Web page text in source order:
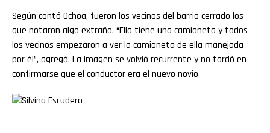
Según contó Ochoa, fueron los vecinos del barrio cerrado los
que notaron algo extraño. “Ella tiene una camioneta y todos
los vecinos empezaron a ver la camioneta de ella manejada
por él”, agregó. La imagen se volvió recurrente y no tardó en
confirmarse que el conductor era el nuevo novio.